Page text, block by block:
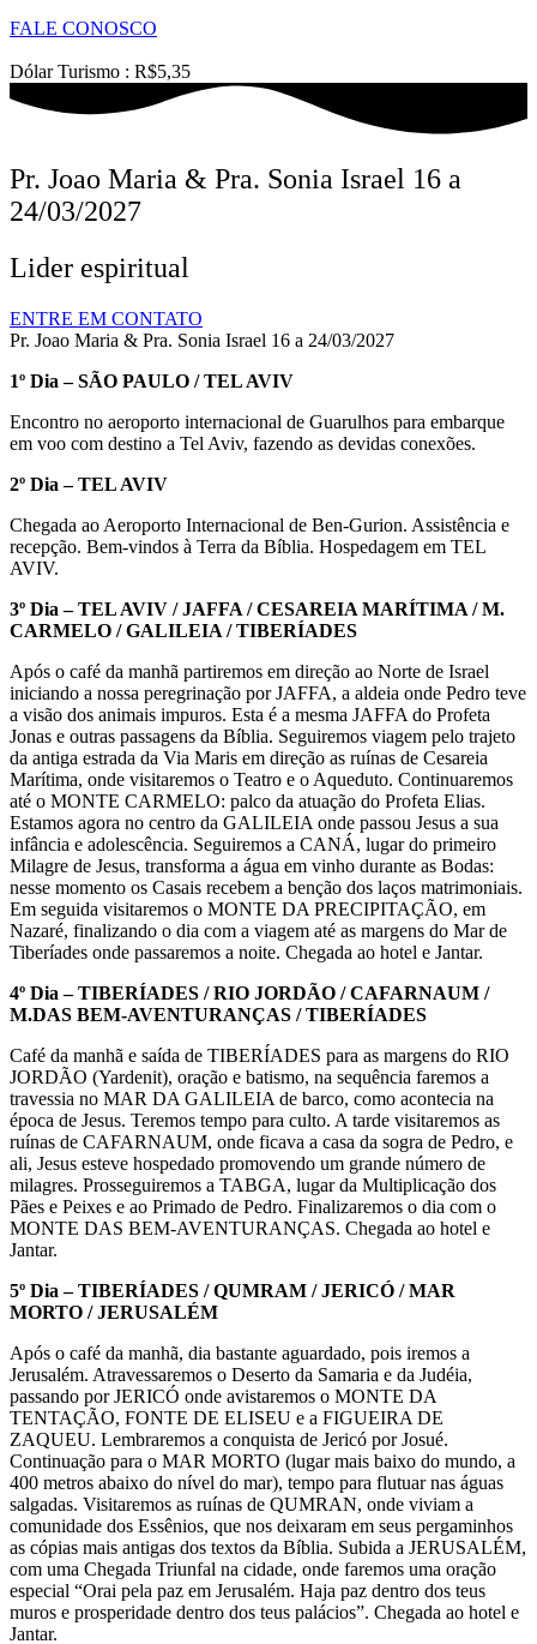
FALE CONOSCO
Dólar Turismo : R$5,35
Pr. Joao Maria & Pra. Sonia Israel 16 a
24/03/2027
Lider espiritual
ENTRE EM CONTATO
Pr. Joao Maria & Pra. Sonia Israel 16 a 24/03/2027
1º Dia – SÃO PAULO / TEL AVIV
Encontro no aeroporto internacional de Guarulhos para embarque
em voo com destino a Tel Aviv, fazendo as devidas conexões.
2º Dia – TEL AVIV
Chegada ao Aeroporto Internacional de Ben-Gurion. Assistência e
recepção. Bem-vindos à Terra da Bíblia. Hospedagem em TEL
AVIV.
3º Dia – TEL AVIV / JAFFA / CESAREIA MARÍTIMA / M.
CARMELO / GALILEIA / TIBERÍADES
Após o café da manhã partiremos em direção ao Norte de Israel
iniciando a nossa peregrinação por JAFFA, a aldeia onde Pedro teve
a visão dos animais impuros. Esta é a mesma JAFFA do Profeta
Jonas e outras passagens da Bíblia. Seguiremos viagem pelo trajeto
da antiga estrada da Via Maris em direção as ruínas de Cesareia
Marítima, onde visitaremos o Teatro e o Aqueduto. Continuaremos
até o MONTE CARMELO: palco da atuação do Profeta Elias.
Estamos agora no centro da GALILEIA onde passou Jesus a sua
infância e adolescência. Seguiremos a CANÁ, lugar do primeiro
Milagre de Jesus, transforma a água em vinho durante as Bodas:
nesse momento os Casais recebem a benção dos laços matrimoniais.
Em seguida visitaremos o MONTE DA PRECIPITAÇÃO, em
Nazaré, finalizando o dia com a viagem até as margens do Mar de
Tiberíades onde passaremos a noite. Chegada ao hotel e Jantar.
4º Dia – TIBERÍADES / RIO JORDÃO / CAFARNAUM /
M.DAS BEM-AVENTURANÇAS / TIBERÍADES
Café da manhã e saída de TIBERÍADES para as margens do RIO
JORDÃO (Yardenit), oração e batismo, na sequência faremos a
travessia no MAR DA GALILEIA de barco, como acontecia na
época de Jesus. Teremos tempo para culto. A tarde visitaremos as
ruínas de CAFARNAUM, onde ficava a casa da sogra de Pedro, e
ali, Jesus esteve hospedado promovendo um grande número de
milagres. Prosseguiremos a TABGA, lugar da Multiplicação dos
Pães e Peixes e ao Primado de Pedro. Finalizaremos o dia com o
MONTE DAS BEM-AVENTURANÇAS. Chegada ao hotel e
Jantar.
5º Dia – TIBERÍADES / QUMRAM / JERICÓ / MAR
MORTO / JERUSALÉM
Após o café da manhã, dia bastante aguardado, pois iremos a
Jerusalém. Atravessaremos o Deserto da Samaria e da Judéia,
passando por JERICÓ onde avistaremos o MONTE DA
TENTAÇÃO, FONTE DE ELISEU e a FIGUEIRA DE
ZAQUEU. Lembraremos a conquista de Jericó por Josué.
Continuação para o MAR MORTO (lugar mais baixo do mundo, a
400 metros abaixo do nível do mar), tempo para flutuar nas águas
salgadas. Visitaremos as ruínas de QUMRAN, onde viviam a
comunidade dos Essênios, que nos deixaram em seus pergaminhos
as cópias mais antigas dos textos da Bíblia. Subida a JERUSALÉM,
com uma Chegada Triunfal na cidade, onde faremos uma oração
especial “Orai pela paz em Jerusalém. Haja paz dentro dos teus
muros e prosperidade dentro dos teus palácios”. Chegada ao hotel e
Jantar.